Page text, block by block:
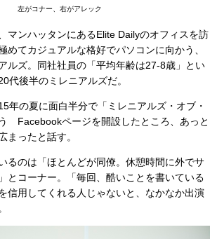
左がコナー、右がアレック
マンハッタンにあるElite Dailyのオフィスを訪
めてカジュアルな格好でパソコンに向かう、
ルズ。同社社員の「平均年齢は27-8歳」とい
代後半のミレニアルズだ。
年の夏に面白半分で「ミレニアルズ・オブ・
Facebookページを開設したところ、あっと
まったと話す。
るのは「ほとんどが同僚。休憩時間に外でサ
とコーナー。「毎回、酷いことを書いている
信用してくれる人じゃないと、なかなか出演